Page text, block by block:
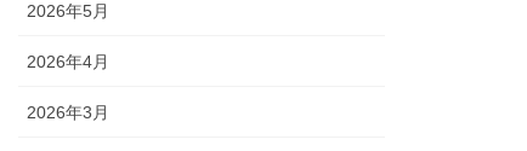
2026年5月
2026年4月
2026年3月